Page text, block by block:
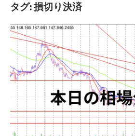
タグ:損切り決済